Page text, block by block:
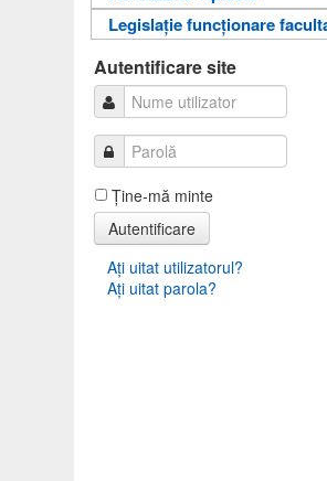
Autentificare
Legislație funcționare
Autentificare site
Ţine-mă minte
Autentificare
Aţi uitat utilizatorul?
Aţi uitat parola?